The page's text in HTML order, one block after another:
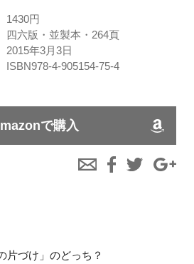
1430円
四六版・並製本・264頁
2015年3月3日
ISBN978-4-905154-75-4
で購入
片づけ」のどっち？